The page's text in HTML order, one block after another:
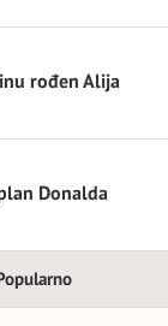
rođen Alija
Donalda